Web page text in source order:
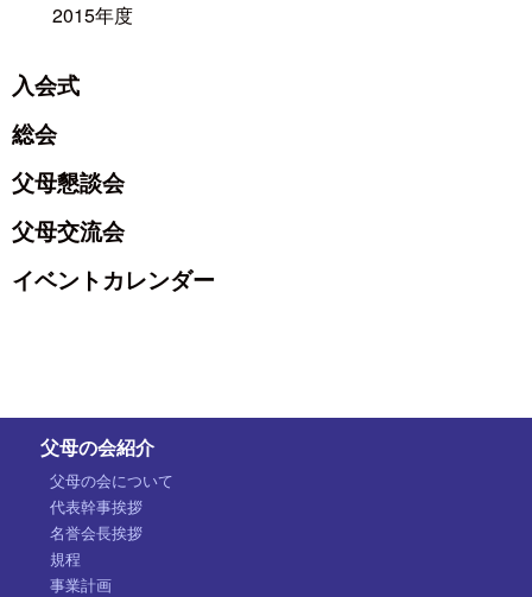
2015年度
入会式
総会
父母懇談会
父母交流会
イベントカレンダー
父母の会紹介
父母の会について
代表幹事挨拶
名誉会長挨拶
規程
事業計画